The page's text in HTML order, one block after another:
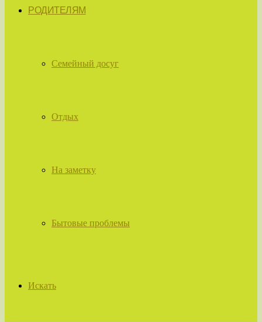
РОДИТЕЛЯМ
Семейный досуг
Отдых
На заметку
Бытовые проблемы
Искать